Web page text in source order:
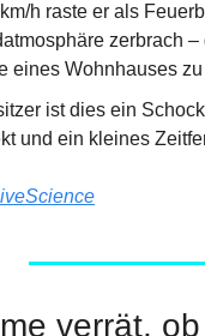
h raste er als
zerbrach
eines Wohnhauses
ist dies ein
und ein kleines
verrät,